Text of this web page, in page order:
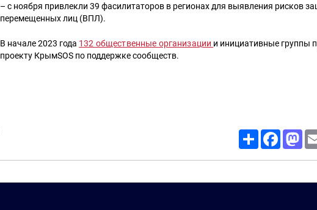
Искать:
– с ноября привлекли 39 фасилитаторов в регионах для выявления рисков
перемещенных лиц (ВПЛ).
В начале 2023 года 132 общественные организации и инициативные группы
проекту КрымSOS по поддержке сообществ.
Share Facebook